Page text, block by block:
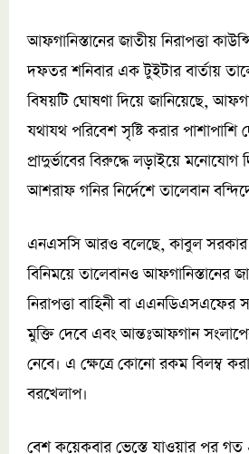
আফগানিস্তানের জাতীয় নিরাপত্তা
দফতর শনিবার এক টুইটার বার্তায়
বিষয়টি ঘোষণা দিয়ে জানিয়েছে,
যথাযথ পরিবেশ সৃষ্টি করার পাশাপাশি
প্রাদুর্ভাবের বিরুদ্ধে লড়াইয়ে মনোযোগ
আশরাফ গনির নির্দেশে তালেবান
এনএসসি আরও বলেছে, কাবুল সরকার
বিনিময়ে তালেবানও আফগানিস্তানের
নিরাপত্তা বাহিনী বা এএনডিএসএফের
মুক্তি দেবে এবং আন্তঃআফগান
নেবে। এ ক্ষেত্রে কোনো রকম বিলম্ব
বরখেলাপ।
বেশ কয়েকবার ভেস্তে যাওয়ার পর গত